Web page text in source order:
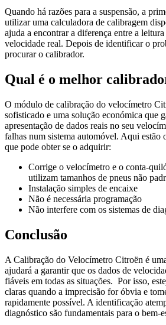
Quando há razões para a suspensão, a
utilizar uma calculadora de calibragem
ajuda a encontrar a diferença entre a
velocidade real. Depois de identificar o
procurar o calibrador.
Qual é o melhor
O módulo de calibração do velocímetro
sofisticado e uma solução económica que
apresentação de dados reais no seu
falhas num sistema automóvel. Aqui estão
que pode obter se o adquirir:
Corrige o velocímetro e o conta-
utilizam tamanhos de pneus não
Instalação simples de encaixe
Não é necessária programação
Não interfere com os sistemas de
Conclusão
A Calibração do Velocímetro Citroën é
ajudará a garantir que os dados de
fiáveis em todas as situações. Por isso,
claras quando a imprecisão for óbvia e
rapidamente possível. A identificação
diagnóstico são fundamentais para o bem-